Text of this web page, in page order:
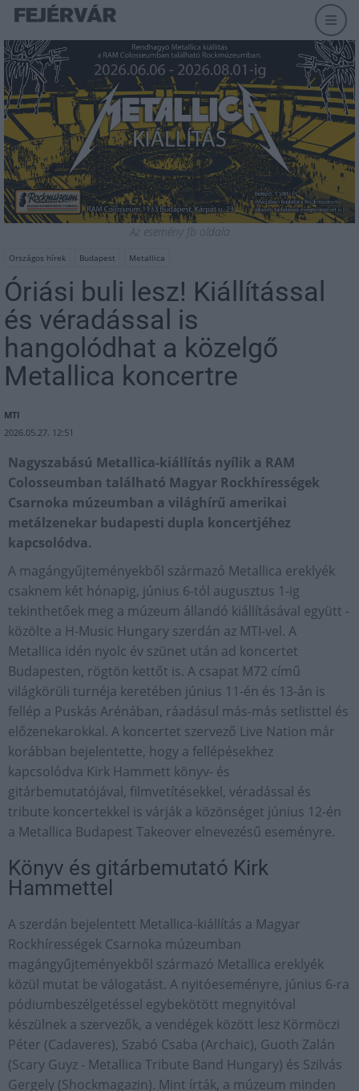
Az esemény fb oldala
Országos hírek Budapest Metallica
Óriási buli lesz! Kiállítással
és véradással is
hangolódhat a közelgő
Metallica koncertre
MTI
2026.05.27. 12:51
Nagyszabású Metallica-kiállítás nyílik a RAM
Colosseumban található Magyar Rockhírességek
Csarnoka múzeumban a világhírű amerikai
metálzenekar budapesti dupla koncertjéhez
kapcsolódva.
A magángyűjteményekből származó Metallica ereklyék
csaknem két hónapig, június 6-tól augusztus 1-ig
tekinthetőek meg a múzeum állandó kiállításával együtt -
közölte a H-Music Hungary szerdán az MTI-vel. A
Metallica idén nyolc év szünet után ad koncertet
Budapesten, rögtön kettőt is. A csapat M72 című
világkörüli turnéja keretében június 11-én és 13-án is
fellép a Puskás Arénában, ráadásul más-más setlisttel és
előzenekarokkal. A koncertet szervező Live Nation már
korábban bejelentette, hogy a fellépésekhez
kapcsolódva Kirk Hammett könyv- és
gitárbemutatójával, filmvetítésekkel, véradással és
tribute koncertekkel is várják a közönséget június 12-én
a Metallica Budapest Takeover elnevezésű eseményre.
Könyv és gitárbemutató Kirk
Hammettel
A szerdán bejelentett Metallica-kiállítás a Magyar
Rockhírességek Csarnoka múzeumban
magángyűjteményekből származó Metallica ereklyék
közül mutat be válogatást. A nyitóeseményre, június 6-ra
pódiumbeszélgetéssel egybekötött megnyitóval
készülnek a szervezők, a vendégek között lesz Körmöczi
Péter (Cadaveres), Szabó Csaba (Archaic), Guoth Zalán
(Scary Guyz - Metallica Tribute Band Hungary) és Szilvás
Gergely (Shockmagazin). Mint írták, a múzeum minden